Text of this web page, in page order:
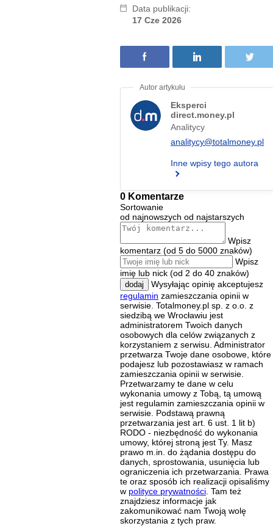
Data publikacji:
17 Cze 2026
Eksperci
direct.money.pl
Analitycy
analitycy@totalmoney.pl
Inne wpisy tego autora
0 Komentarze
Sortowanie
od najnowszych od najstarszych
Wpisz
komentarz (od 5 do 5000 znaków)
Wpisz
imię lub nick (od 2 do 40 znaków)
dodaj
Wysyłając opinię akceptujesz
regulamin zamieszczania opinii w
serwisie. Totalmoney.pl sp. z o.o. z
siedzibą we Wrocławiu jest
administratorem Twoich danych
osobowych dla celów związanych z
korzystaniem z serwisu. Administrator
przetwarza Twoje dane osobowe, które
podajesz lub pozostawiasz w ramach
zamieszczania opinii w serwisie.
Przetwarzamy te dane w celu
wykonania umowy z Tobą, tą umową
jest regulamin zamieszczania opinii w
serwisie. Podstawą prawną
przetwarzania jest art. 6 ust. 1 lit b)
RODO - niezbędność do wykonania
umowy, której stroną jest Ty. Masz
prawo m.in. do żądania dostępu do
danych, sprostowania, usunięcia lub
ograniczenia ich przetwarzania. Prawa
te oraz sposób ich realizacji opisaliśmy
w polityce prywatności . Tam też
znajdziesz informacje jak
zakomunikować nam Twoją wolę
skorzystania z tych praw.